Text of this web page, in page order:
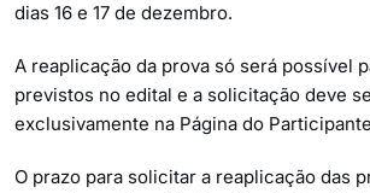
dias 16 e 17 de dezembro.
A reaplicação da prova só será possível
previstos no edital e a solicitação deve
exclusivamente na Página do
O prazo para solicitar a reaplicação das